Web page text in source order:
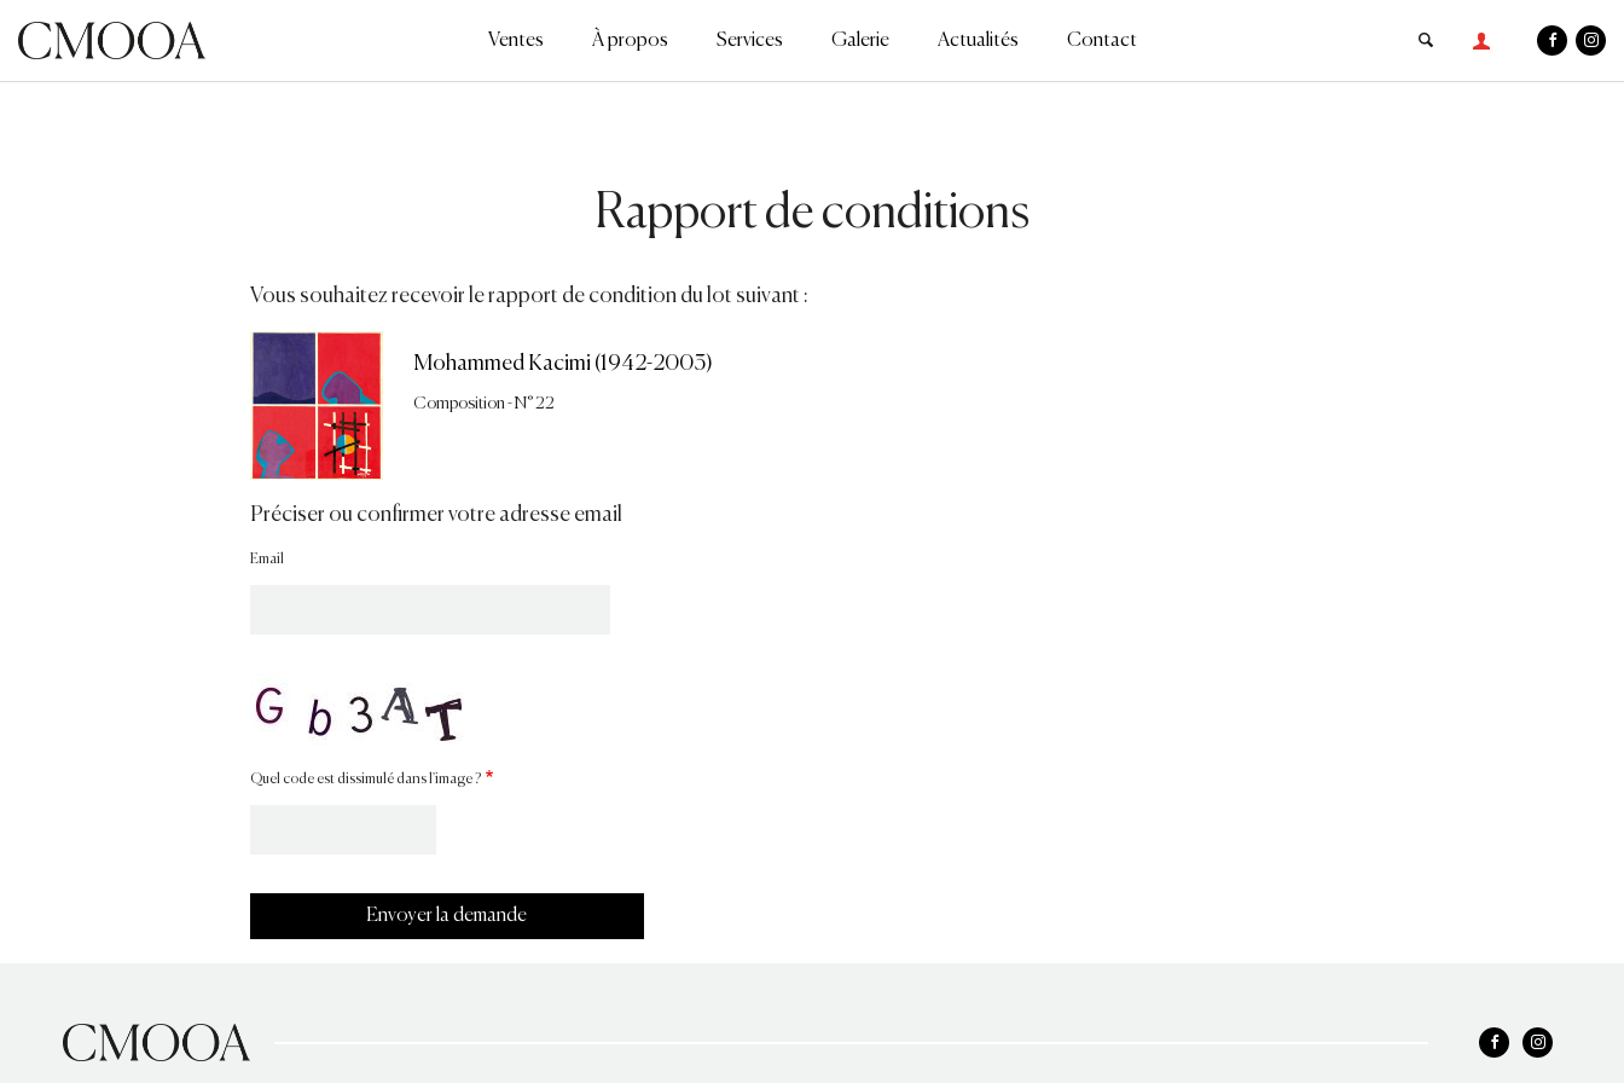
contenu
Ventes À propos Services Galerie Actualités Contact
Rapport de conditions
Vous souhaitez recevoir le rapport de condition du lot suivant :
Mohammed Kacimi (1942-2003)
Composition - N° 22
Préciser ou confirmer votre adresse email
Email
Quel code est dissimulé dans l'image ?